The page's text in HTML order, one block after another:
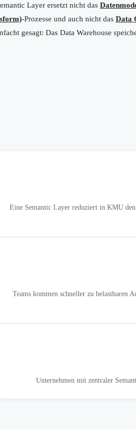
Layer ersetzt nicht das
-Prozesse und auch nicht das Data
gesagt: Das Data Warehouse
Eine Semantic Layer reduziert in KMU
Teams kommen schneller zu belastbaren
Unternehmen mit zentraler